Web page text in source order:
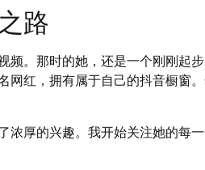
路
频。那时的她，还是一个刚刚起
红，拥有属于自己的抖音橱窗
浓厚的兴趣。我开始关注她的每